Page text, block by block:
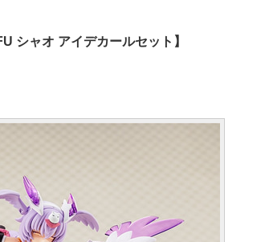
シャオ アイデカールセット】